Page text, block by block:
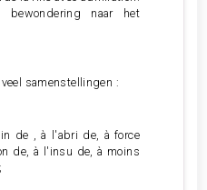
naar het
samenstellingen :
de , à l'abri de, à force
de, à l'insu de, à moins